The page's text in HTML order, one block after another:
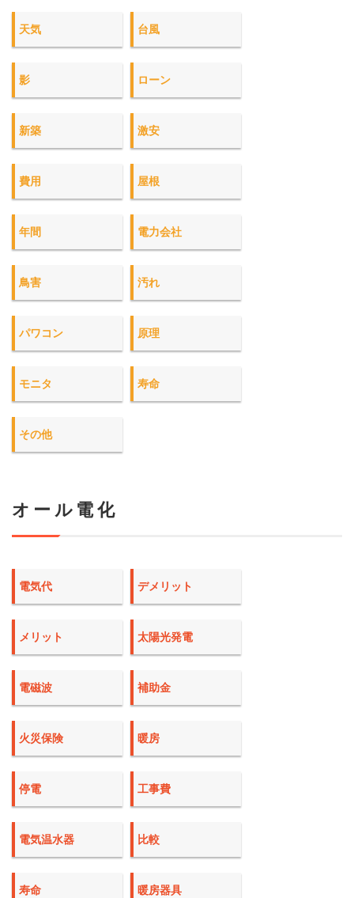
天気 台風
影 ローン
新築 激安
費用 屋根
年間 電力会社
鳥害 汚れ
パワコン 原理
モニタ 寿命
その他
オール電化
電気代 デメリット
メリット 太陽光発電
電磁波 補助金
火災保険 暖房
停電 工事費
電気温水器 比較
寿命 暖房器具